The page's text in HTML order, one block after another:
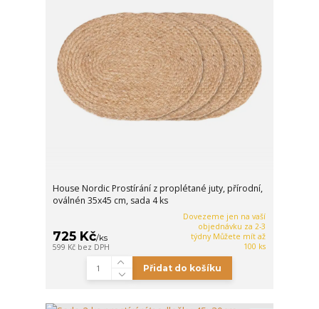
House Nordic Prostírání z proplétané juty, přírodní,
oválnén 35x45 cm, sada 4 ks
725 Kč/ks
599 Kč bez DPH
Dovezeme jen na vaší
objednávku za 2-3
týdny Můžete mít až
100 ks
Přidat do košíku